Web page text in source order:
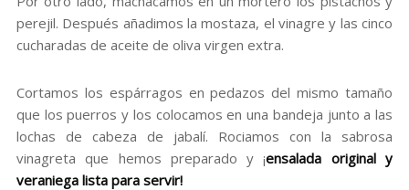
perejil. Después añadimos la mostaza, el vinagre y las cinco
cucharadas de aceite de oliva virgen extra.
Cortamos los espárragos en pedazos del mismo tamaño
que los puerros y los colocamos en una bandeja junto a las
lochas de cabeza de jabalí. Rociamos con la sabrosa
vinagreta que hemos preparado y ¡ensalada original y
veraniega lista para servir!